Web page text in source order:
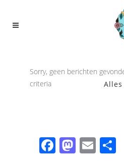
Sorry, geen berichten
criteria
Alles
Facebook
Email